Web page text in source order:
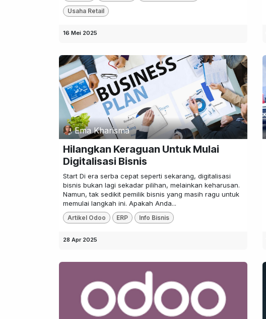
Usaha Retail
16 Mei 2025
Ema Kharisma
Hilangkan Keraguan Untuk Mulai
Digitalisasi Bisnis
Start Di era serba cepat seperti sekarang, digitalisasi
bisnis bukan lagi sekadar pilihan, melainkan keharusan.
Namun, tak sedikit pemilik bisnis yang masih ragu untuk
memulai langkah ini. Apakah Anda...
Artikel Odoo ERP Info Bisnis
28 Apr 2025